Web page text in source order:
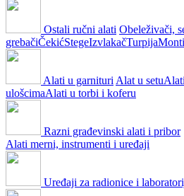
Ostali ručni alati Obeleživači,
grebačiČekićStegeIzvlakačTurpija
Alati u garnituri Alat u setu
ulošcimaAlati u torbi i koferu
Razni građevinski alati i pribor
Alati merni, instrumenti i uređaji
Uređaji za radionice i